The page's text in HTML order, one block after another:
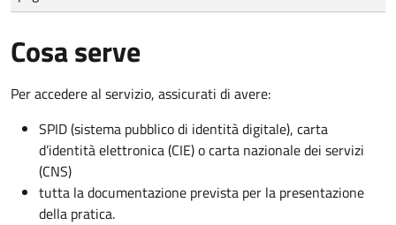
Cosa serve
Per accedere al servizio, assicurati di avere:
SPID (sistema pubblico di identità digitale), carta
d’identità elettronica (CIE) o carta nazionale dei servizi
(CNS)
tutta la documentazione prevista per la presentazione
della pratica.